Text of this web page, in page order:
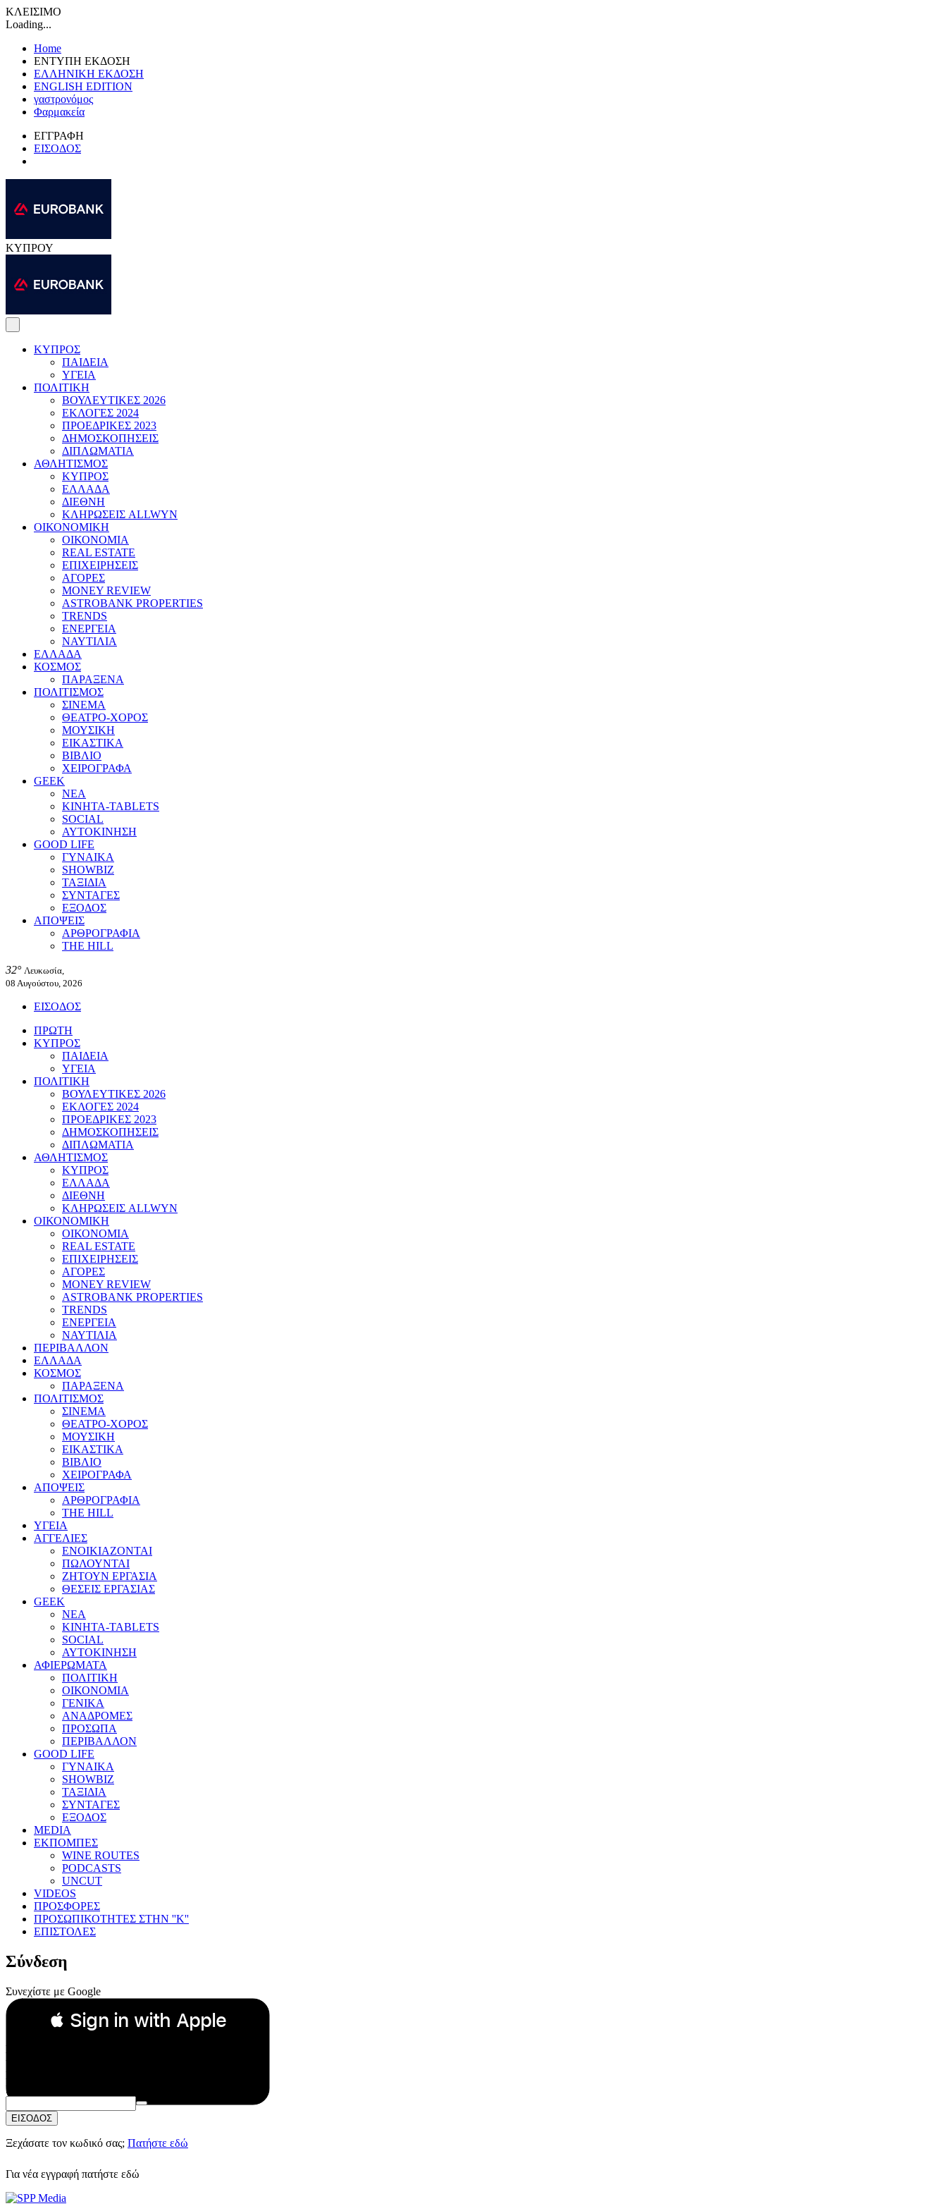
ΚΛΕΙΣΙΜΟ
Loading...
Home
ΕΝΤΥΠΗ ΕΚΔΟΣΗ
ΕΛΛΗΝΙΚΗ ΕΚΔΟΣΗ
ENGLISH EDITION
γαστρονόμος
Φαρμακεία
ΕΓΓΡΑΦΗ
ΕΙΣΟΔΟΣ
ΚΥΠΡΟΥ
ΚΥΠΡΟΣ
ΠΑΙΔΕΙΑ
ΥΓΕΙΑ
ΠΟΛΙΤΙΚΗ
ΒΟΥΛΕΥΤΙΚΕΣ 2026
ΕΚΛΟΓΕΣ 2024
ΠΡΟΕΔΡΙΚΕΣ 2023
ΔΗΜΟΣΚΟΠΗΣΕΙΣ
ΔΙΠΛΩΜΑΤΙΑ
ΑΘΛΗΤΙΣΜΟΣ
ΚΥΠΡΟΣ
ΕΛΛΑΔΑ
ΔΙΕΘΝΗ
ΚΛΗΡΩΣΕΙΣ ALLWYN
ΟΙΚΟΝΟΜΙΚΗ
ΟΙΚΟΝΟΜΙΑ
REAL ESTATE
ΕΠΙΧΕΙΡΗΣΕΙΣ
ΑΓΟΡΕΣ
MONEY REVIEW
ASTROBANK PROPERTIES
TRENDS
ΕΝΕΡΓΕΙΑ
ΝΑΥΤΙΛΙΑ
ΕΛΛΑΔΑ
ΚΟΣΜΟΣ
ΠΑΡΑΞΕΝΑ
ΠΟΛΙΤΙΣΜΟΣ
ΣΙΝΕΜΑ
ΘΕΑΤΡΟ-ΧΟΡΟΣ
ΜΟΥΣΙΚΗ
ΕΙΚΑΣΤΙΚΑ
ΒΙΒΛΙΟ
ΧΕΙΡΟΓΡΑΦΑ
GEEK
ΝΕΑ
ΚΙΝΗΤΑ-TABLETS
SOCIAL
ΑΥΤΟΚΙΝΗΣΗ
GOOD LIFE
ΓΥΝΑΙΚΑ
SHOWBIZ
ΤΑΞΙΔΙΑ
ΣΥΝΤΑΓΕΣ
ΕΞΟΔΟΣ
ΑΠΟΨΕΙΣ
ΑΡΘΡΟΓΡΑΦΙΑ
THE HILL
32° Λευκωσία,
08 Αυγούστου, 2026
ΕΙΣΟΔΟΣ
ΠΡΩΤΗ
ΚΥΠΡΟΣ
ΠΑΙΔΕΙΑ
ΥΓΕΙΑ
ΠΟΛΙΤΙΚΗ
ΒΟΥΛΕΥΤΙΚΕΣ 2026
ΕΚΛΟΓΕΣ 2024
ΠΡΟΕΔΡΙΚΕΣ 2023
ΔΗΜΟΣΚΟΠΗΣΕΙΣ
ΔΙΠΛΩΜΑΤΙΑ
ΑΘΛΗΤΙΣΜΟΣ
ΚΥΠΡΟΣ
ΕΛΛΑΔΑ
ΔΙΕΘΝΗ
ΚΛΗΡΩΣΕΙΣ ALLWYN
ΟΙΚΟΝΟΜΙΚΗ
ΟΙΚΟΝΟΜΙΑ
REAL ESTATE
ΕΠΙΧΕΙΡΗΣΕΙΣ
ΑΓΟΡΕΣ
MONEY REVIEW
ASTROBANK PROPERTIES
TRENDS
ΕΝΕΡΓΕΙΑ
ΝΑΥΤΙΛΙΑ
ΠΕΡΙΒΑΛΛΟΝ
ΕΛΛΑΔΑ
ΚΟΣΜΟΣ
ΠΑΡΑΞΕΝΑ
ΠΟΛΙΤΙΣΜΟΣ
ΣΙΝΕΜΑ
ΘΕΑΤΡΟ-ΧΟΡΟΣ
ΜΟΥΣΙΚΗ
ΕΙΚΑΣΤΙΚΑ
ΒΙΒΛΙΟ
ΧΕΙΡΟΓΡΑΦΑ
ΑΠΟΨΕΙΣ
ΑΡΘΡΟΓΡΑΦΙΑ
THE HILL
ΥΓΕΙΑ
ΑΓΓΕΛΙΕΣ
ΕΝΟΙΚΙΑΖΟΝΤΑΙ
ΠΩΛΟΥΝΤΑΙ
ΖΗΤΟΥΝ ΕΡΓΑΣΙΑ
ΘΕΣΕΙΣ ΕΡΓΑΣΙΑΣ
GEEK
ΝΕΑ
ΚΙΝΗΤΑ-TABLETS
SOCIAL
ΑΥΤΟΚΙΝΗΣΗ
ΑΦΙΕΡΩΜΑΤΑ
ΠΟΛΙΤΙΚΗ
ΟΙΚΟΝΟΜΙΑ
ΓΕΝΙΚΑ
ΑΝΑΔΡΟΜΕΣ
ΠΡΟΣΩΠΑ
ΠΕΡΙΒΑΛΛΟΝ
GOOD LIFE
ΓΥΝΑΙΚΑ
SHOWBIZ
ΤΑΞΙΔΙΑ
ΣΥΝΤΑΓΕΣ
ΕΞΟΔΟΣ
MEDIA
ΕΚΠΟΜΠΕΣ
WINE ROUTES
PODCASTS
UNCUT
VIDEOS
ΠΡΟΣΦΟΡΕΣ
ΠΡΟΣΩΠΙΚΟΤΗΤΕΣ ΣΤΗΝ ''Κ''
ΕΠΙΣΤΟΛΕΣ
Σύνδεση
Συνεχίστε με Google
 Sign in with Apple
Συνεχίστε με Apple
ή
Email:
Κωδικός Πρόσβασης:
ΕΙΣΟΔΟΣ
Ξεχάσατε τον κωδικό σας; Πατήστε εδώ
Για νέα εγγραφή πατήστε εδώ